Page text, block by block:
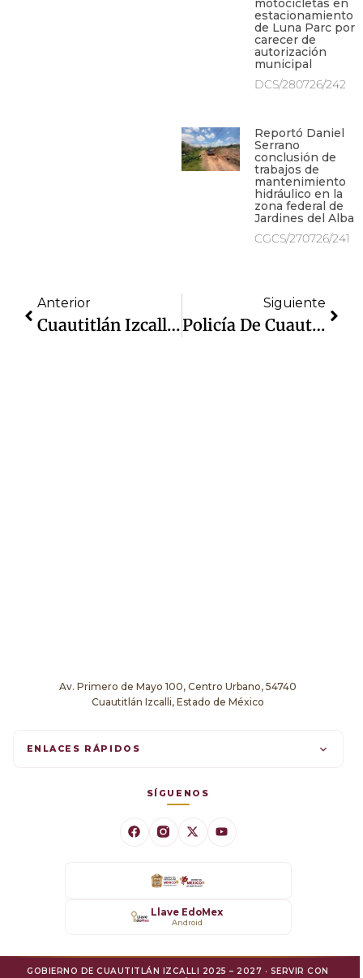
motocicletas en
estacionamiento
de Luna Parc por
carecer de
autorización
municipal
DCS/280726/242
Reportó Daniel
Serrano
conclusión de
trabajos de
mantenimiento
hidráulico en la
zona federal de
Jardines del Alba
CGCS/270726/241
Anterior
Cuautitlán Izcalli Disminuye 75% Denuncias Por Acoso Sexual En Febrero: Estadística Nacional
Siguiente
Policía De Cuautitlán Izcalli Detiene A Dos Presuntos Responsables Por Robo A Comercio En Bosques De La Hacienda
Av. Primero de Mayo 100, Centro Urbano, 54740
Cuautitlán Izcalli, Estado de México
ENLACES RÁPIDOS
SÍGUENOS
Llave EdoMex
Android
GOBIERNO DE CUAUTITLÁN IZCALLI 2025 – 2027 · SERVIR CON